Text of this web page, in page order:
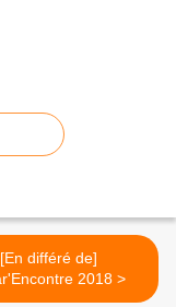
[En différé de]
Polar'Encontre 2018 >